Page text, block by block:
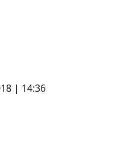
| 14:36